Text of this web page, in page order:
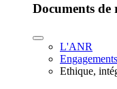
Documents de
L'ANR
Engagements
Ethique,